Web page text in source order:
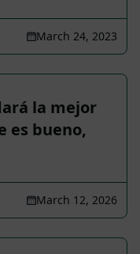
March 24, 2023
la mejor
es bueno,
March 12, 2026